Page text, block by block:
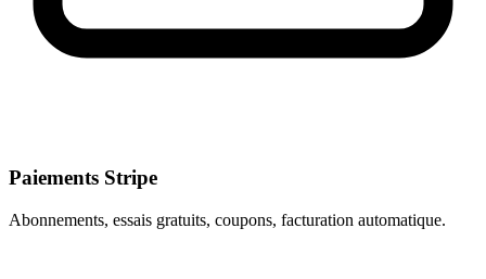
Paiements Stripe
Abonnements, essais gratuits, coupons, facturation automatique.